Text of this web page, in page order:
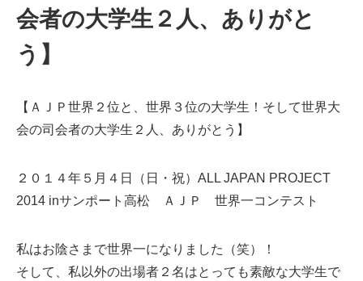
会者の大学生２人、ありがと
う】
【ＡＪＰ世界２位と、世界３位の大学生！そして世界大
会の司会者の大学生２人、ありがとう】
２０１４年５月４日（日・祝）ALL JAPAN PROJECT
2014 inサンポート高松
ＡＪＰ　世界一コンテスト
私はお陰さまで世界一になりました（笑）！
そして、私以外の出場者２名はとっても素敵な大学生で